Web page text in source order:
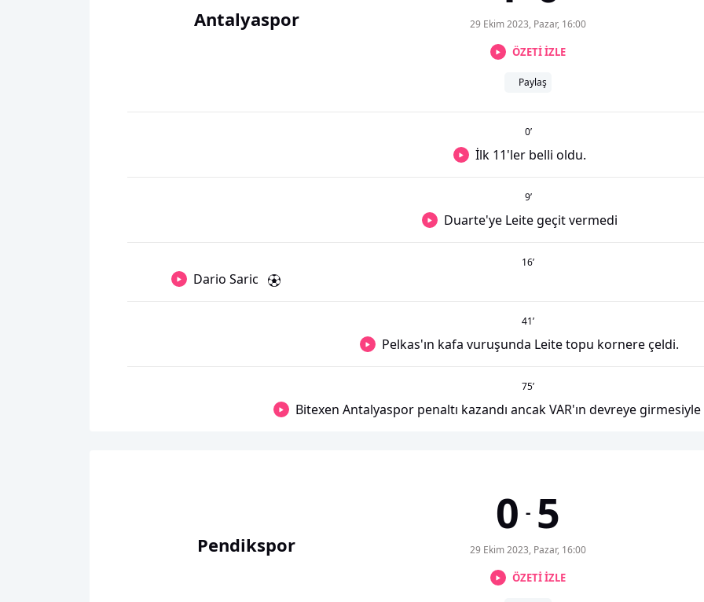
Antalyaspor 29 Ekim 2023, Pazar, 16:00
ÖZETİ İZLE
Paylaş
0’
İlk 11'ler belli oldu.
9’
Duarte'ye Leite geçit vermedi
16’
Dario Saric
41’
Pelkas'ın kafa vuruşunda Leite topu kornere çeldi.
75’
Bitexen Antalyaspor penaltı kazandı ancak VAR'ın devreye
Pendikspor
0 - 5
29 Ekim 2023, Pazar, 16:00
ÖZETİ İZLE